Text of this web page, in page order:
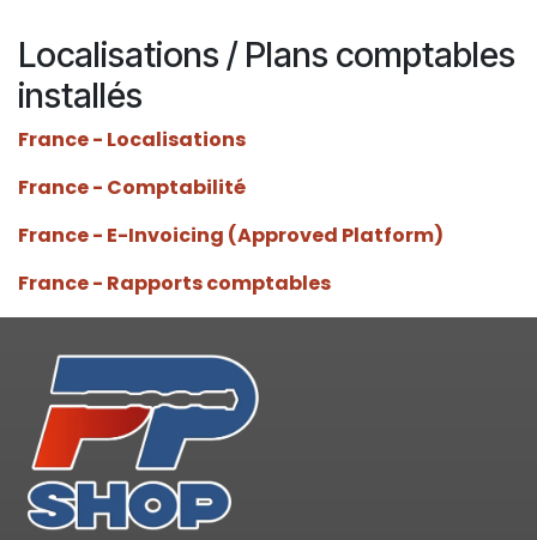
Localisations / Plans comptables
installés
France - Localisations
France - Comptabilité
France - E-Invoicing (Approved Platform)
France - Rapports comptables